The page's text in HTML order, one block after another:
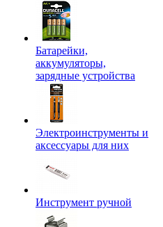
Батарейки,
аккумуляторы,
зарядные устройства
Электроинструменты и
аксессуары для них
Инструмент ручной